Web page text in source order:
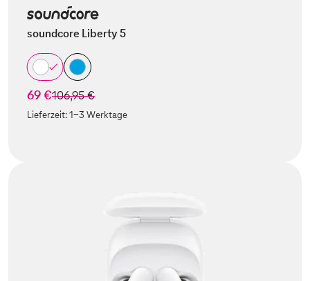
soundcore Liberty 5
69 €statt
106,95 €
Lieferzeit:1-3 Werktage